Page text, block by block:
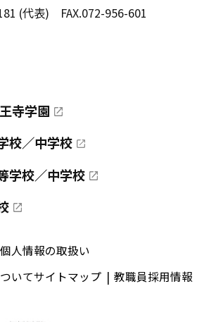
(代表) FAX.072-956-601
寺学園
校／中学校
学校／中学校
個人情報の取扱い
いてサイトマップ 教職員採用情報